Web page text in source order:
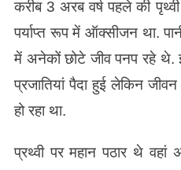
करीब 3 अरब वर्ष पहले की
पर्याप्त रूप में ऑक्सीजन था.
में अनेकों छोटे जीव पनप रहे थे.
प्रजातियां पैदा हुई लेकिन
हो रहा था.
प्रथ्वी पर महान पठार थे